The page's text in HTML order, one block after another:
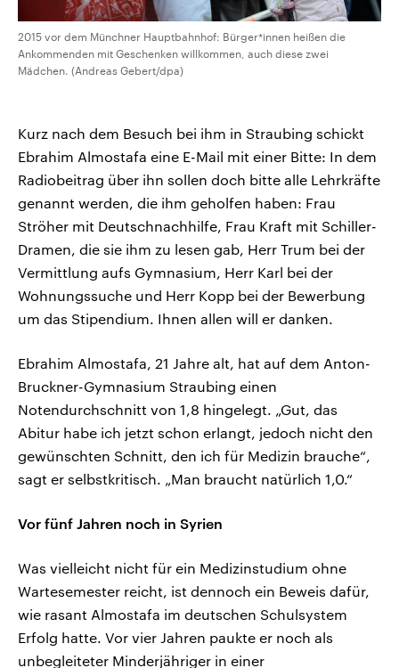
2015 vor dem Münchner Hauptbahnhof: Bürger*innen heißen die
Ankommenden mit Geschenken willkommen, auch diese zwei
Mädchen. (Andreas Gebert/dpa)
Kurz nach dem Besuch bei ihm in Straubing schickt
Ebrahim Almostafa eine E-Mail mit einer Bitte: In dem
Radiobeitrag über ihn sollen doch bitte alle Lehrkräfte
genannt werden, die ihm geholfen haben: Frau
Ströher mit Deutschnachhilfe, Frau Kraft mit Schiller-
Dramen, die sie ihm zu lesen gab, Herr Trum bei der
Vermittlung aufs Gymnasium, Herr Karl bei der
Wohnungssuche und Herr Kopp bei der Bewerbung
um das Stipendium. Ihnen allen will er danken.
Ebrahim Almostafa, 21 Jahre alt, hat auf dem Anton-
Bruckner-Gymnasium Straubing einen
Notendurchschnitt von 1,8 hingelegt. „Gut, das
Abitur habe ich jetzt schon erlangt, jedoch nicht den
gewünschten Schnitt, den ich für Medizin brauche“,
sagt er selbstkritisch. „Man braucht natürlich 1,0.“
Vor fünf Jahren noch in Syrien
Was vielleicht nicht für ein Medizinstudium ohne
Wartesemester reicht, ist dennoch ein Beweis dafür,
wie rasant Almostafa im deutschen Schulsystem
Erfolg hatte. Vor vier Jahren paukte er noch als
unbegleiteter Minderjähriger in einer